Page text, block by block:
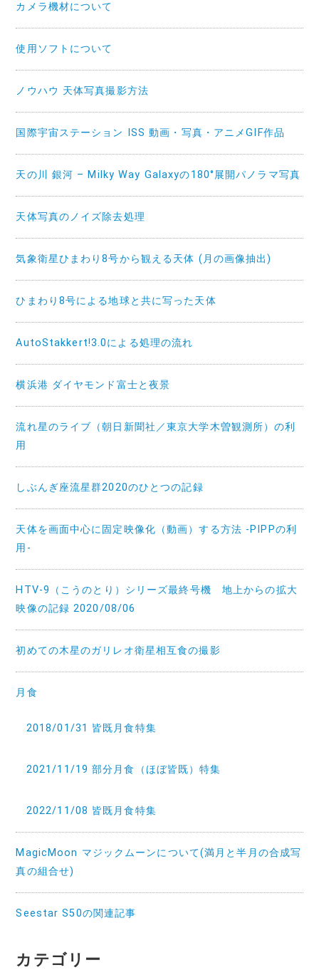
カメラ機材について
使用ソフトについて
ノウハウ 天体写真撮影方法
国際宇宙ステーション ISS 動画・写真・アニメGIF作品
天の川 銀河 – Milky Way Galaxyの180°展開パノラマ写真
天体写真のノイズ除去処理
気象衛星ひまわり8号から観える天体 (月の画像抽出)
ひまわり8号による地球と共に写った天体
AutoStakkert!3.0による処理の流れ
横浜港 ダイヤモンド富士と夜景
流れ星のライブ（朝日新聞社／東京大学木曽観測所）の利
用
しぶんぎ座流星群2020のひとつの記録
天体を画面中心に固定映像化（動画）する方法 -PIPPの利
用-
HTV-9（こうのとり）シリーズ最終号機 地上からの拡大
映像の記録 2020/08/06
初めての木星のガリレオ衛星相互食の撮影
月食
2018/01/31 皆既月食特集
2021/11/19 部分月食（ほぼ皆既）特集
2022/11/08 皆既月食特集
MagicMoon マジックムーンについて(満月と半月の合成写
真の組合せ)
Seestar S50の関連記事
カテゴリー